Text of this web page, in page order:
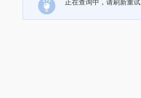
正在查询中，请刷新重试